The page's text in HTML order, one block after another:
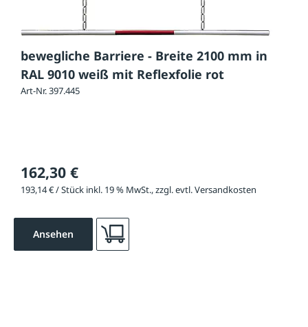
bewegliche Barriere - Breite 2100 mm in
RAL 9010 weiß mit Reflexfolie rot
Art-Nr. 397.445
162,30 €
193,14 € / Stück inkl. 19 % MwSt., zzgl. evtl. Versandkosten
Ansehen